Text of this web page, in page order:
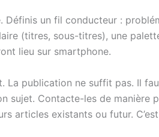
un fil conducteur :
(titres, sous-titres), une
lieu sur smartphone.
La publication ne suffit pas. Il
sujet. Contacte-les de
articles existants ou futur.